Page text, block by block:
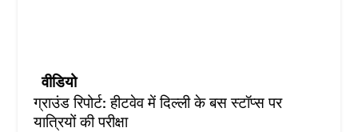
वीडियो
ग्राउंड रिपोर्ट: हीटवेव में दिल्ली के बस स्टॉप्स पर
यात्रियों की परीक्षा